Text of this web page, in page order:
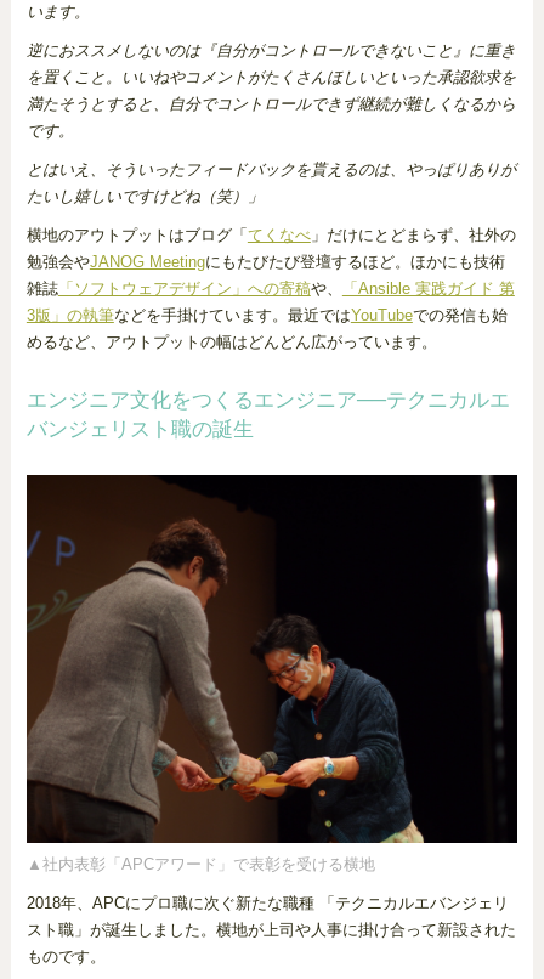
います。
逆におススメしないのは『自分がコントロールできないこと』に重き
を置くこと。いいねやコメントがたくさんほしいといった承認欲求を
満たそうとすると、自分でコントロールできず継続が難しくなるから
です。
とはいえ、そういったフィードバックを貰えるのは、やっぱりありが
たいし嬉しいですけどね（笑）」
横地のアウトプットはブログ「てくなべ」だけにとどまらず、社外の
勉強会やJANOG Meetingにもたびたび登壇するほど。ほかにも技術
雑誌「ソフトウェアデザイン」への寄稿や、
「Ansible 実践ガイド 第
3版」の執筆などを手掛けています。最近ではYouTubeでの発信も始
めるなど、アウトプットの幅はどんどん広がっています。
エンジニア文化をつくるエンジニア──テクニカルエ
バンジェリスト職の誕生
▲社内表彰「APCアワード」で表彰を受ける横地
2018年、APCにプロ職に次ぐ新たな職種 「テクニカルエバンジェリ
スト職」が誕生しました。横地が上司や人事に掛け合って新設された
ものです。